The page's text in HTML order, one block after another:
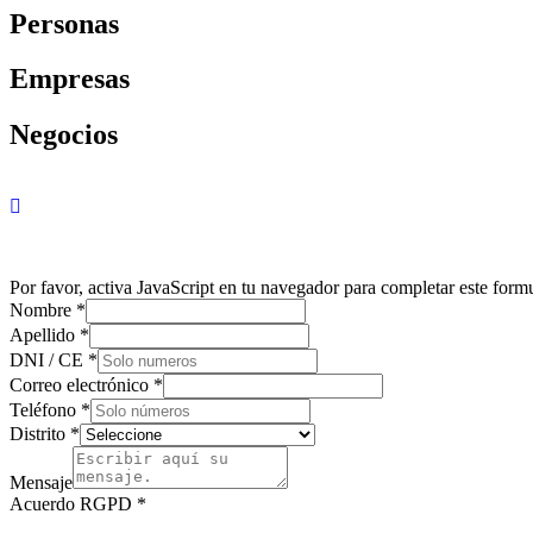
Personas
Empresas
Negocios
Por favor, activa JavaScript en tu navegador para completar este
Nombre *
Apellido *
DNI / CE *
Correo electrónico *
Teléfono *
Distrito *
Mensaje
Acuerdo RGPD *